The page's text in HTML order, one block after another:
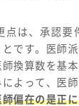
点は、承認要
とです。医師
換算数を基
によって、医
師偏在の是正